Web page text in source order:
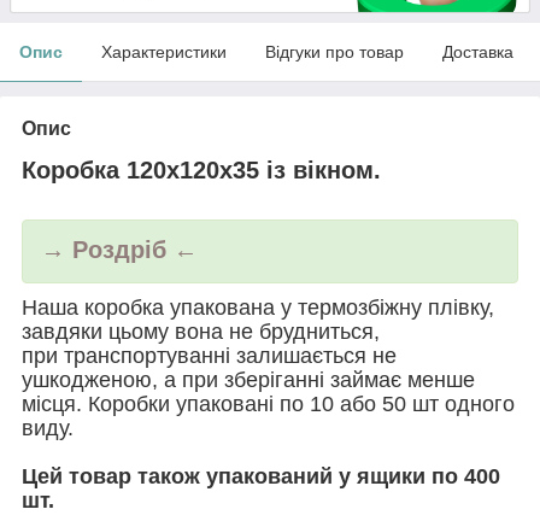
Опис Характеристики Відгуки про товар Доставка
Опис
Коробка 120х120х35 із вікном.
→ Роздріб ←
Наша коробка упакована у термозбіжну плівку,
завдяки цьому вона не брудниться,
при транспортуванні залишається не
ушкодженою, а при зберіганні займає менше
місця. Коробки упаковані по 10 або 50 шт одного
виду.
Цей товар також упакований у ящики по 400
шт.